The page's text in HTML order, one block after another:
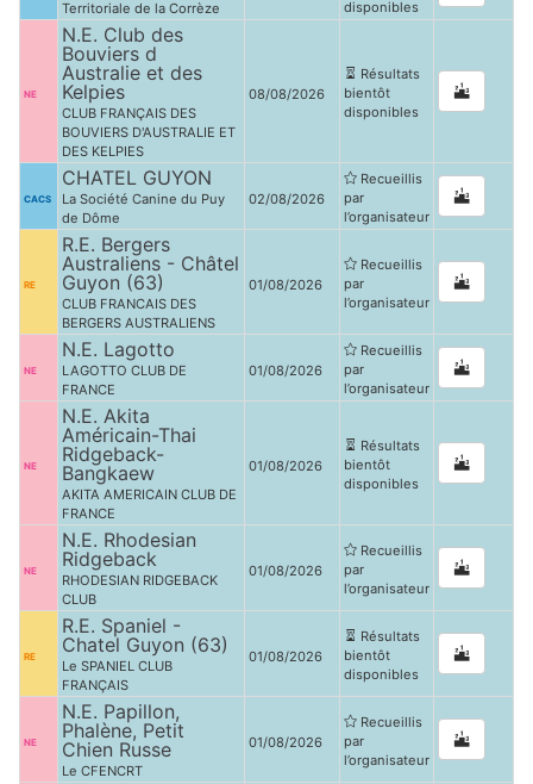
Territoriale de la Corrèze
disponibles
NE
N.E. Club des
Bouviers d
Australie et des
Kelpies
CLUB FRANÇAIS DES
BOUVIERS D'AUSTRALIE ET
DES KELPIES
08/08/2026
Résultats
bientôt
disponibles
CACS
CHATEL GUYON
La Société Canine du Puy
de Dôme
02/08/2026
Recueillis
par
l’organisateur
RE
R.E. Bergers
Australiens - Châtel
Guyon (63)
CLUB FRANCAIS DES
BERGERS AUSTRALIENS
01/08/2026
Recueillis
par
l’organisateur
NE
N.E. Lagotto
LAGOTTO CLUB DE
FRANCE
01/08/2026
Recueillis
par
l’organisateur
NE
N.E. Akita
Américain-Thai
Ridgeback-
Bangkaew
AKITA AMERICAIN CLUB DE
FRANCE
01/08/2026
Résultats
bientôt
disponibles
NE
N.E. Rhodesian
Ridgeback
RHODESIAN RIDGEBACK
CLUB
01/08/2026
Recueillis
par
l’organisateur
RE
R.E. Spaniel -
Chatel Guyon (63)
Le SPANIEL CLUB
FRANÇAIS
01/08/2026
Résultats
bientôt
disponibles
NE
N.E. Papillon,
Phalène, Petit
Chien Russe
Le CFENCRT
01/08/2026
Recueillis
par
l’organisateur